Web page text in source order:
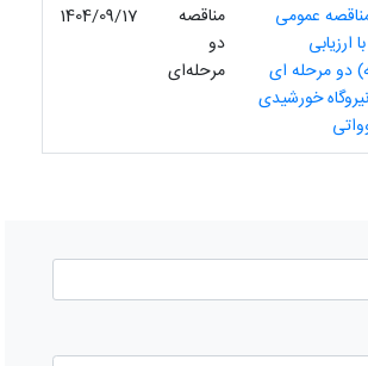
عمومی
ارزیابی
دو مرحله ای
خورشیدی
مناقصه
دو
مرحله‌ای
1404/09/17